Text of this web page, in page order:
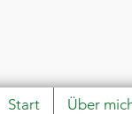
Start Über